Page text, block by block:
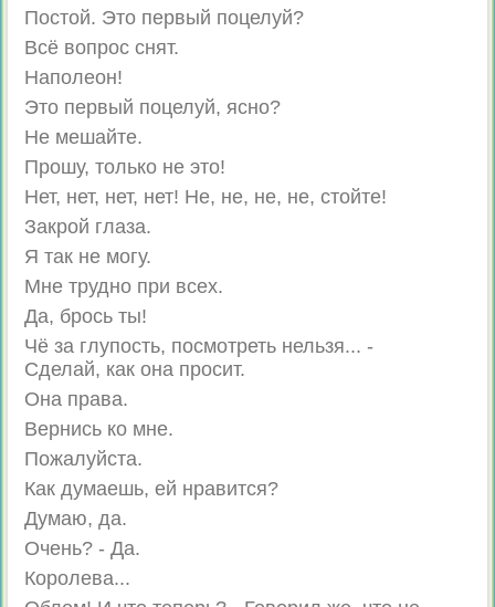
Постой. Это первый поцелуй?
Всё вопрос снят.
Наполеон!
Это первый поцелуй, ясно?
Не мешайте.
Прошу, только не это!
Нет, нет, нет, нет! Не, не, не, не, стойте!
Закрой глаза.
Я так не могу.
Мне трудно при всех.
Да, брось ты!
Чё за глупость, посмотреть нельзя... -
Сделай, как она просит.
Она права.
Вернись ко мне.
Пожалуйста.
Как думаешь, ей нравится?
Думаю, да.
Очень? - Да.
Королева...